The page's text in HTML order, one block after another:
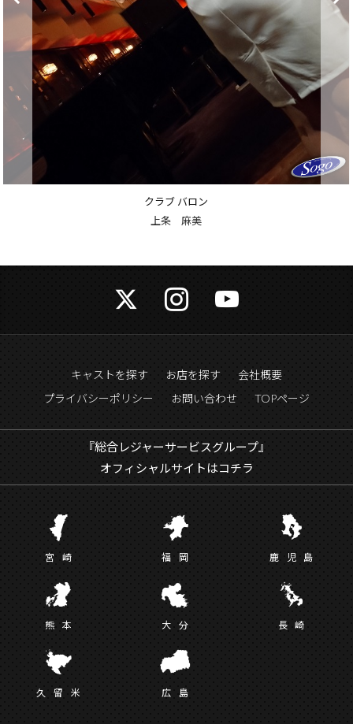
クラブ バロン
上条 麻美
キャストを探す お店を探す
会社概要
プライバシーポリシー
お問い合わせ TOPページ
『総合レジャーサービスグループ』
オフィシャルサイトはコチラ
宮 崎 福 岡 鹿児 島
熊 本 大 分 長崎
久留 米 広 島